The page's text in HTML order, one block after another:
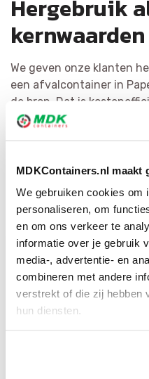
MDKContainers.nl maakt
We gebruiken cookies om
personaliseren, om
en om ons verkeer te
informatie over je gebruik
media-, advertentie- en
combineren met andere
verstrekt of die zij hebben
hun diensten.
Hergebruik
kernwaarden
We geven onze klanten
een afvalcontainer in
de bron. Dat is
hoogwaardige
materiaal of als
uitgebreide netwerk
de geschikte bestemming.
Bestel direct